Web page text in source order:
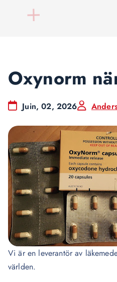
Oxynorm
Juin, 02, 2026
Vi är en leverantör av
världen.